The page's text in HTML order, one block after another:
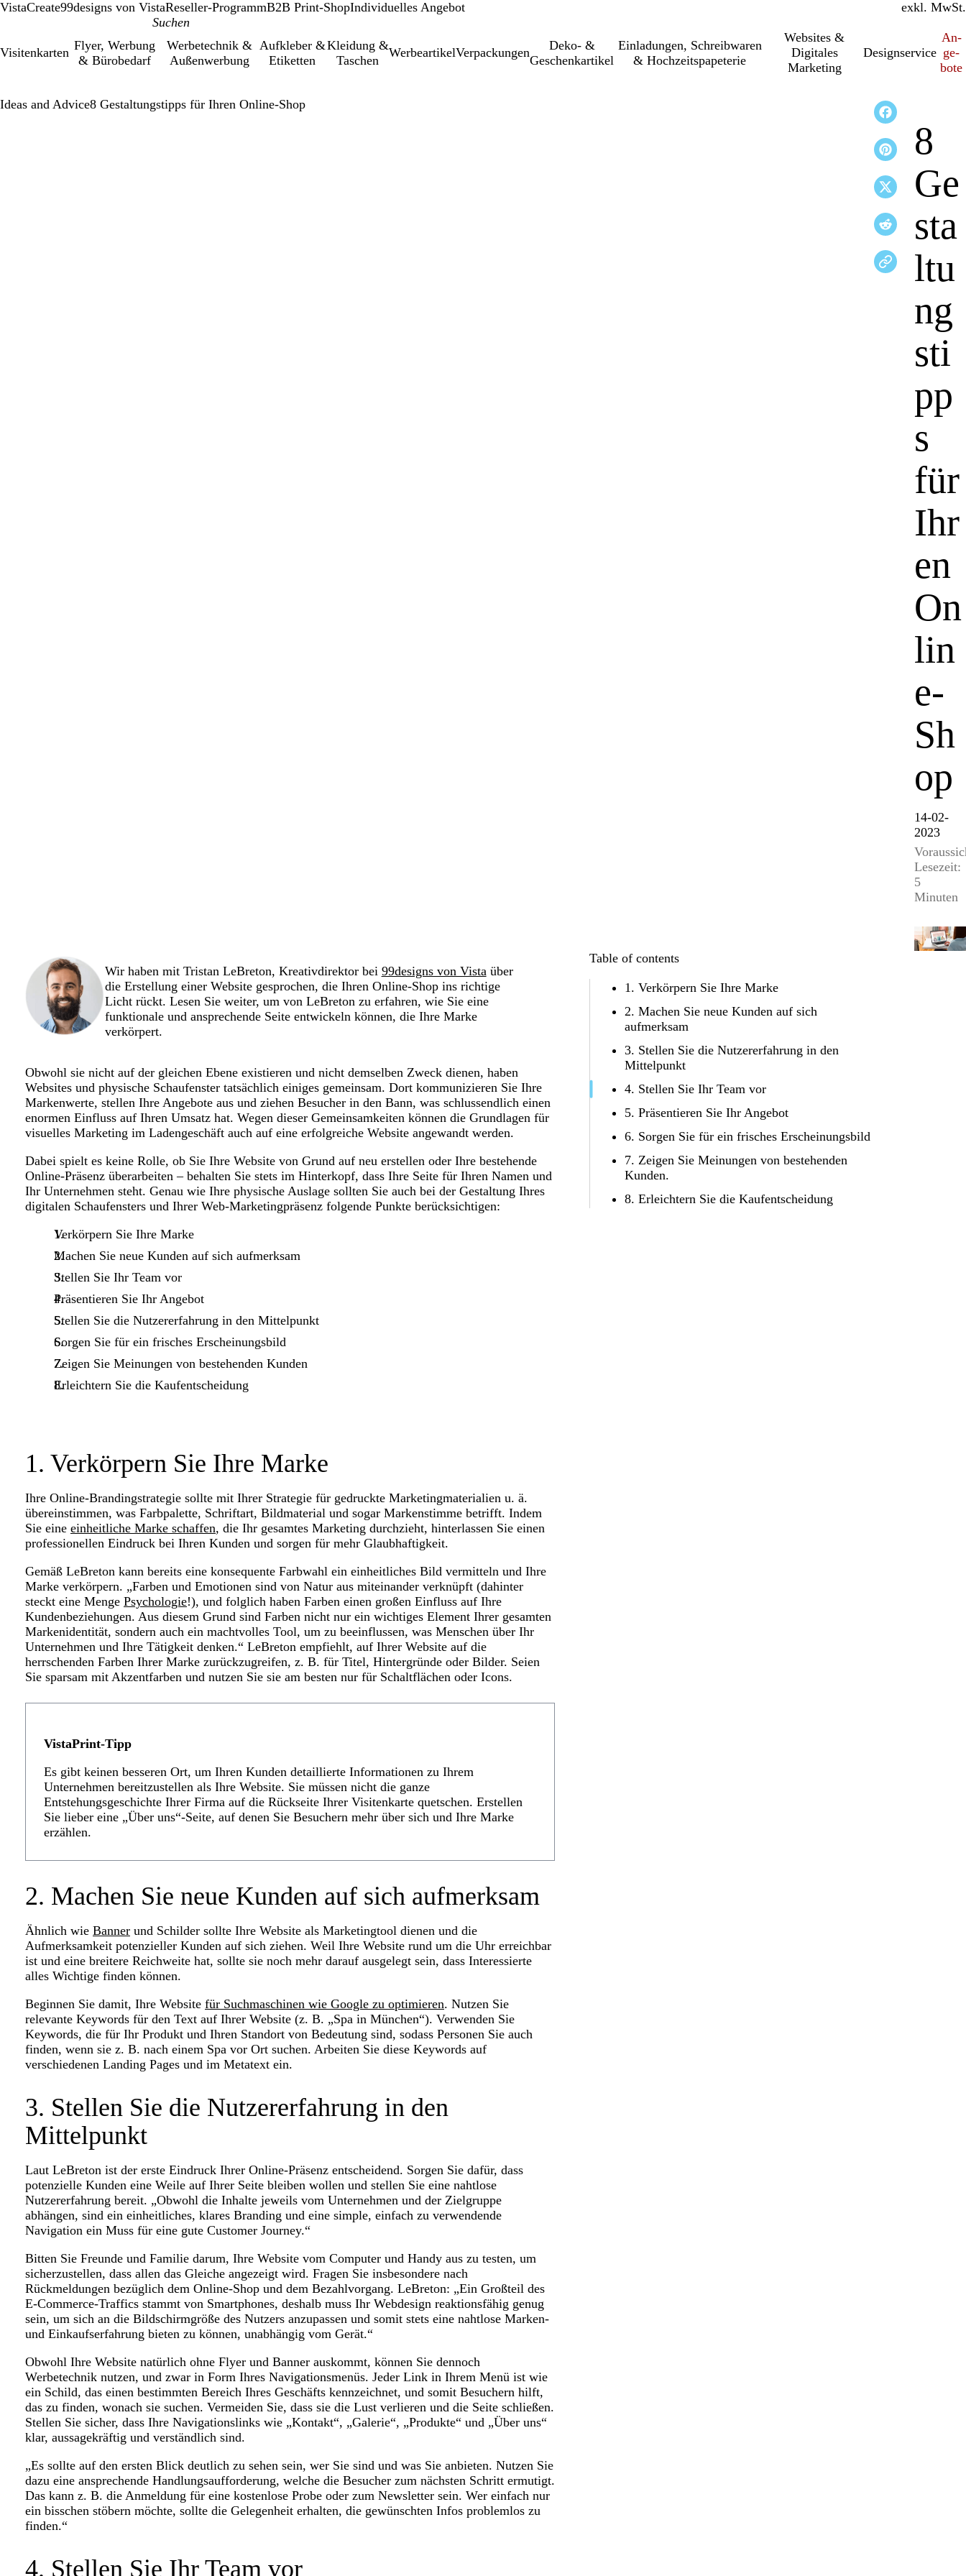
VistaCreate99designs von VistaReseller-ProgrammB2B Print-ShopIndividuelles Angebot inkl. MwSt.
exkl. MwSt.
Visitenkarten
Flyer, Werbung
& Bürobedarf
Werbetechnik &
Außenwerbung
Aufkleber &
Etiketten
Kleidung &
Taschen
WerbeartikelVerpackungen
Deko- &
Geschenkartikel
Einl­a­dung­en, Schreib­wa­ren
& Hochzeitspapeterie
Websites &
Digitales
Marketing
Designservice
An­­
ge­­
bo­­te
Ideas and Advice8 Gestaltungstipps für Ihren Online-Shop
8
Ge
sta
ltu
ng
sti
pp
s
für
Ihr
en
On
lin
e-
Sh
op
14-02-
2023
Lesezeit:
5
Minuten
Wir haben mit Tristan LeBreton, Kreativdirektor bei 99designs von Vistaüber
die Erstellung einer Website gesprochen, die Ihren Online-Shop ins richtige
Licht rückt. Lesen Sie weiter, um von LeBreton zu erfahren, wie Sie eine
funktionale und ansprechende Seite entwickeln können, die Ihre Marke
verkörpert.
Obwohl sie nicht auf der gleichen Ebene existieren und nicht demselben Zweck dienen, haben
Websites und physische Schaufenster tatsächlich einiges gemeinsam. Dort kommunizieren Sie Ihre
Markenwerte, stellen Ihre Angebote aus und ziehen Besucher in den Bann, was schlussendlich einen
enormen Einfluss auf Ihren Umsatz hat. Wegen dieser Gemeinsamkeiten können die Grundlagen für
visuelles Marketing im Ladengeschäft auch auf eine erfolgreiche Website angewandt werden.
Dabei spielt es keine Rolle, ob Sie Ihre Website von Grund auf neu erstellen oder Ihre bestehende
Online-Präsenz überarbeiten – behalten Sie stets im Hinterkopf, dass Ihre Seite für Ihren Namen und
Ihr Unternehmen steht. Genau wie Ihre physische Auslage sollten Sie auch bei der Gestaltung Ihres
digitalen Schaufensters und Ihrer Web-Marketingpräsenz folgende Punkte berücksichtigen:
Verkörpern Sie Ihre Marke
Machen Sie neue Kunden auf sich aufmerksam
Stellen Sie Ihr Team vor
Präsentieren Sie Ihr Angebot
Stellen Sie die Nutzererfahrung in den Mittelpunkt
Sorgen Sie für ein frisches Erscheinungsbild
Zeigen Sie Meinungen von bestehenden Kunden
Erleichtern Sie die Kaufentscheidung
1. Verkörpern Sie Ihre Marke
Ihre Online-Brandingstrategie sollte mit Ihrer Strategie für gedruckte Marketingmaterialien u. ä.
übereinstimmen, was Farbpalette, Schriftart, Bildmaterial und sogar Markenstimme betrifft. Indem
Sie eine einheitliche Marke schaffen, die Ihr gesamtes Marketing durchzieht, hinterlassen Sie einen
professionellen Eindruck bei Ihren Kunden und sorgen für mehr Glaubhaftigkeit.
Gemäß LeBreton kann bereits eine konsequente Farbwahl ein einheitliches Bild vermitteln und Ihre
Marke verkörpern. „Farben und Emotionen sind von Natur aus miteinander verknüpft (dahinter
steckt eine Menge Psychologie!), und folglich haben Farben einen großen Einfluss auf Ihre
Kundenbeziehungen. Aus diesem Grund sind Farben nicht nur ein wichtiges Element Ihrer gesamten
Markenidentität, sondern auch ein machtvolles Tool, um zu beeinflussen, was Menschen über Ihr
Unternehmen und Ihre Tätigkeit denken.“ LeBreton empfiehlt, auf Ihrer Website auf die
herrschenden Farben Ihrer Marke zurückzugreifen, z. B. für Titel, Hintergründe oder Bilder. Seien
Sie sparsam mit Akzentfarben und nutzen Sie sie am besten nur für Schaltflächen oder Icons.
VistaPrint-Tipp
Es gibt keinen besseren Ort, um Ihren Kunden detaillierte Informationen zu Ihrem
Unternehmen bereitzustellen als Ihre Website. Sie müssen nicht die ganze
Entstehungsgeschichte Ihrer Firma auf die Rückseite Ihrer Visitenkarte quetschen. Erstellen
Sie lieber eine „Über uns“-Seite, auf denen Sie Besuchern mehr über sich und Ihre Marke
erzählen.
2. Machen Sie neue Kunden auf sich aufmerksam
Ähnlich wie Banner und Schilder sollte Ihre Website als Marketingtool dienen und die
Aufmerksamkeit potenzieller Kunden auf sich ziehen. Weil Ihre Website rund um die Uhr erreichbar
ist und eine breitere Reichweite hat, sollte sie noch mehr darauf ausgelegt sein, dass Interessierte
alles Wichtige finden können.
Beginnen Sie damit, Ihre Website für Suchmaschinen wie Google zu optimieren. Nutzen Sie
relevante Keywords für den Text auf Ihrer Website (z. B. „Spa in München“). Verwenden Sie
Keywords, die für Ihr Produkt und Ihren Standort von Bedeutung sind, sodass Personen Sie auch
finden, wenn sie z. B. nach einem Spa vor Ort suchen. Arbeiten Sie diese Keywords auf
verschiedenen Landing Pages und im Metatext ein.
3. Stellen Sie die Nutzererfahrung in den
Mittelpunkt
Laut LeBreton ist der erste Eindruck Ihrer Online-Präsenz entscheidend. Sorgen Sie dafür, dass
potenzielle Kunden eine Weile auf Ihrer Seite bleiben wollen und stellen Sie eine nahtlose
Nutzererfahrung bereit. „Obwohl die Inhalte jeweils vom Unternehmen und der Zielgruppe
abhängen, sind ein einheitliches, klares Branding und eine simple, einfach zu verwendende
Navigation ein Muss für eine gute Customer Journey.“
Bitten Sie Freunde und Familie darum, Ihre Website vom Computer und Handy aus zu testen, um
sicherzustellen, dass allen das Gleiche angezeigt wird. Fragen Sie insbesondere nach
Rückmeldungen bezüglich dem Online-Shop und dem Bezahlvorgang. LeBreton: „Ein Großteil des
E-Commerce-Traffics stammt von Smartphones, deshalb muss Ihr Webdesign reaktionsfähig genug
sein, um sich an die Bildschirmgröße des Nutzers anzupassen und somit stets eine nahtlose Marken-
und Einkaufserfahrung bieten zu können, unabhängig vom Gerät.“
Obwohl Ihre Website natürlich ohne Flyer und Banner auskommt, können Sie dennoch
Werbetechnik nutzen, und zwar in Form Ihres Navigationsmenüs. Jeder Link in Ihrem Menü ist wie
ein Schild, das einen bestimmten Bereich Ihres Geschäfts kennzeichnet, und somit Besuchern hilft,
das zu finden, wonach sie suchen. Vermeiden Sie, dass sie die Lust verlieren und die Seite schließen.
Stellen Sie sicher, dass Ihre Navigationslinks wie „Kontakt“, „Galerie“, „Produkte“ und „Über uns“
klar, aussagekräftig und verständlich sind.
„Es sollte auf den ersten Blick deutlich zu sehen sein, wer Sie sind und was Sie anbieten. Nutzen Sie
dazu eine ansprechende Handlungsaufforderung, welche die Besucher zum nächsten Schritt ermutigt.
Das kann z. B. die Anmeldung für eine kostenlose Probe oder zum Newsletter sein. Wer einfach nur
ein bisschen stöbern möchte, sollte die Gelegenheit erhalten, die gewünschten Infos problemlos zu
finden.“
4. Stellen Sie Ihr Team vor
Table of contents
1. Verkörpern Sie Ihre Marke
2. Machen Sie neue Kunden auf sich
aufmerksam
3. Stellen Sie die Nutzererfahrung in den
Mittelpunkt
4. Stellen Sie Ihr Team vor
5. Präsentieren Sie Ihr Angebot
6. Sorgen Sie für ein frisches Erscheinungsbild
7. Zeigen Sie Meinungen von bestehenden
Kunden.
8. Erleichtern Sie die Kaufentscheidung